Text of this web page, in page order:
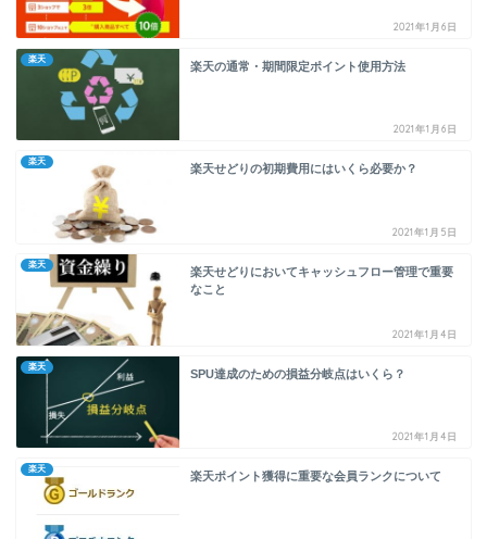
2021年1月6日
楽天
楽天の通常・期間限定ポイント使用方法
2021年1月6日
楽天
楽天せどりの初期費用にはいくら必要か？
2021年1月5日
楽天
楽天せどりにおいてキャッシュフロー管理で重要
なこと
2021年1月4日
楽天
SPU達成のための損益分岐点はいくら？
2021年1月4日
楽天
楽天ポイント獲得に重要な会員ランクについて